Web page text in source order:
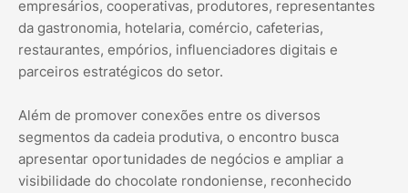
empresários, cooperativas, produtores, representantes
da gastronomia, hotelaria, comércio, cafeterias,
restaurantes, empórios, influenciadores digitais e
parceiros estratégicos do setor.
Além de promover conexões entre os diversos
segmentos da cadeia produtiva, o encontro busca
apresentar oportunidades de negócios e ampliar a
visibilidade do chocolate rondoniense, reconhecido